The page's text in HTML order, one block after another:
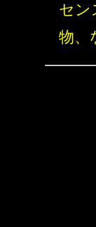
セン
物、